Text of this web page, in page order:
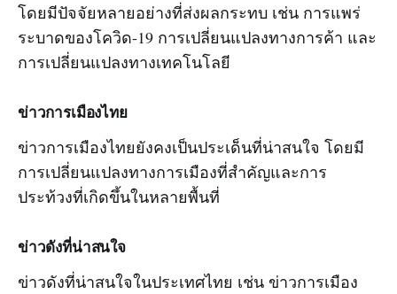
โดยมีปัจจัยหลายอย่างที่ส่งผลกระทบ เช่น การแพร่
ระบาดของโควิด-19 การเปลี่ยนแปลงทางการค้า และ
การเปลี่ยนแปลงทางเทคโนโลยี
ข่าวการเมืองไทย
ข่าวการเมืองไทยยังคงเป็นประเด็นที่น่าสนใจ โดยมี
การเปลี่ยนแปลงทางการเมืองที่สำคัญและการ
ประท้วงที่เกิดขึ้นในหลายพื้นที่
ข่าวดังที่น่าสนใจ
ข่าวดังที่น่าสนใจในประเทศไทย เช่น ข่าวการเมือง